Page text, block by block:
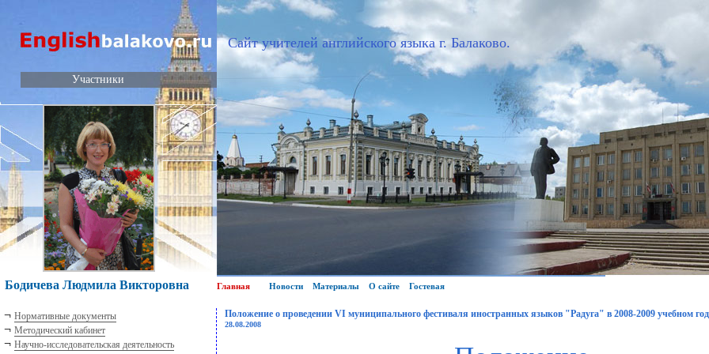
Участники
Сайт учителей английского языка г. Балаково.
Бодичева Людмила Викторовна Главная Новости Материалы О сайте Гостевая
¬ Нормативные документы
¬ Методический кабинет
¬ Научно-исследовательская деятельность
Положение о проведении VI муниципального фестиваля иностранных языков "Радуга" в 2008-2009 учебном
28.08.2008